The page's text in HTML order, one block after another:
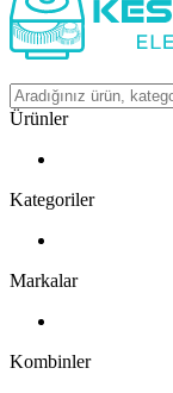
Ürünler
Kategoriler
Markalar
Kombinler